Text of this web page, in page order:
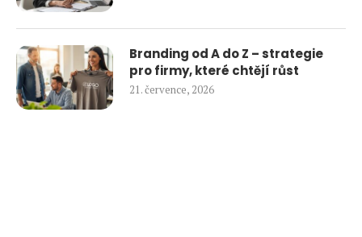
Branding od A do Z – strategie
pro firmy, které chtějí růst
21. července, 2026